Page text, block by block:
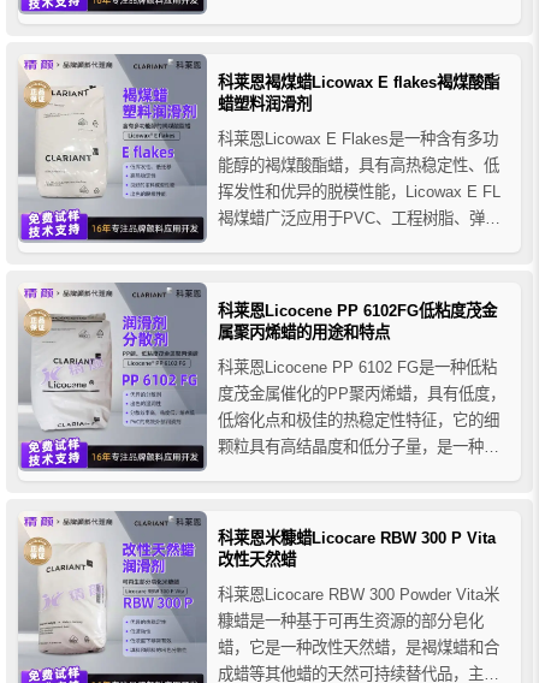
内外润滑作用、分散、溶剂结合能力以及
高热稳定性，尤其适用于提高成品的光泽
科莱恩褐煤蜡Licowax E flakes褐煤酸酯
蜡塑料润滑剂
科莱恩Licowax E Flakes是一种含有多功
能醇的褐煤酸酯蜡，具有高热稳定性、低
挥发性和优异的脱模性能，Licowax E FL
褐煤蜡广泛应用于PVC、工程树脂、弹性
科莱恩Licocene PP 6102FG低粘度茂金
属聚丙烯蜡的用途和特点
科莱恩Licocene PP 6102 FG是一种低粘
度茂金属催化的PP聚丙烯蜡，具有低度，
低熔化点和极佳的热稳定性特征，它的细
颗粒具有高结晶度和低分子量，是一种对
母粒和作为润滑剂用于PP混合物，尤其适
用于聚烯烃基热熔胶。
科莱恩米糠蜡Licocare RBW 300 P Vita
改性天然蜡
科莱恩Licocare RBW 300 Powder Vita米
糠蜡是一种基于可再生资源的部分皂化
蜡，它是一种改性天然蜡，是褐煤蜡和合
成蜡等其他蜡的天然可持续替代品，主要